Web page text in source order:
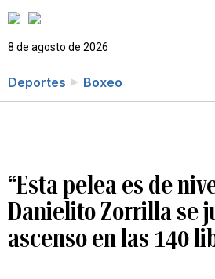
8 de agosto de 2026
Deportes Boxeo
“Esta pelea es de
Danielito Zorrilla se
ascenso en las 140